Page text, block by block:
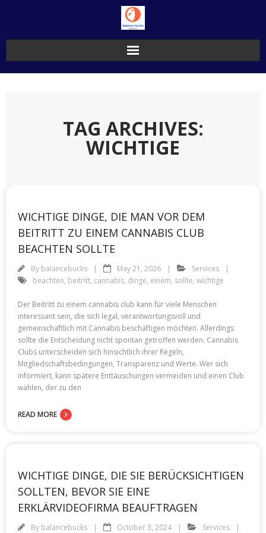
TAG ARCHIVES:
WICHTIGE
WICHTIGE DINGE, DIE MAN VOR DEM
BEITRITT ZU EINEM CANNABIS CLUB
BEACHTEN SOLLTE
By balancebucks May 21, 2026
Services
beachten, beitritt, cannabis, dinge, einem, sollte, wichtige
Der Beitritt zu einem cannabis club kann für viele Menschen
interessant sein, die sich legal, verantwortungsvoll und
gemeinschaftlich mit Cannabis beschäftigen möchten. Allerdings
sollte die Entscheidung nicht spontan getroffen werden. Cannabis
Clubs unterscheiden sich hinsichtlich ihrer Regeln,
Mitgliedschaftsbedingungen, Transparenz und Werte. Wer sich
informiert, kann spätere Enttäuschungen vermeiden und einen Club
wählen, der zu den
READ MORE
WICHTIGE DINGE, DIE SIE BERÜCKSICHTIGEN
SOLLTEN, BEVOR SIE EINE
ERKLÄRVIDEOFIRMA BEAUFTRAGEN
By balancebucks October 3, 2024 Services